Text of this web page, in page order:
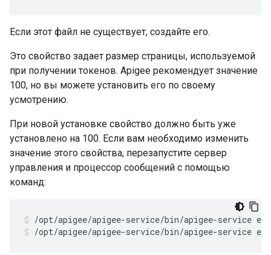
Если этот файл не существует, создайте его.
Это свойство задает размер страницы, используемой
при получении токенов. Apigee рекомендует значение
100, но вы можете установить его по своему
усмотрению.
При новой установке свойство должно быть уже
установлено на 100. Если вам необходимо изменить
значение этого свойства, перезапустите сервер
управления и процессор сообщений с помощью
команд:
/opt/apigee/apigee-service/bin/apigee-service